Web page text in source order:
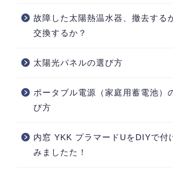
故障した太陽熱温水器、撤去する
交換するか？
太陽光パネルの選び方
ポータブル電源（家庭用蓄電池）
び方
内窓 YKK プラマードUをDIYで付
みましたた！